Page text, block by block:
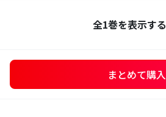
全1巻を表示する
まとめて購入